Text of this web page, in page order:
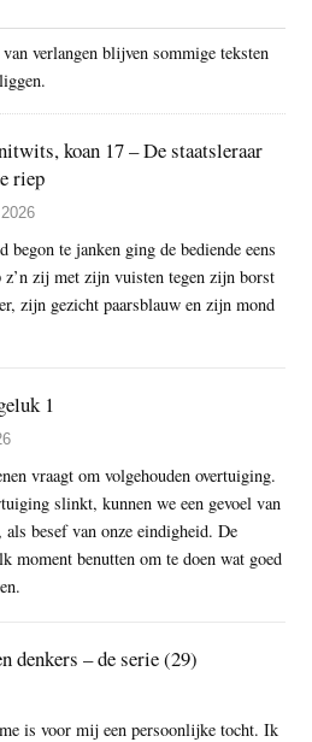
verlangen blijven sommige teksten
koan 17 – De staatsleraar
riep
begon te janken ging de bediende eens
zij met zijn vuisten tegen zijn borst
zijn gezicht paarsblauw en zijn mond
1
vraagt om volgehouden overtuiging.
slinkt, kunnen we een gevoel van
besef van onze eindigheid. De
moment benutten om te doen wat goed
denkers – de serie (29)
is voor mij een persoonlijke tocht. Ik